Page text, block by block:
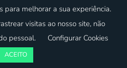
para melhorar a sua experiência.
visitas ao nosso site, não
pessoal.
Configurar Cookies
ACEITO